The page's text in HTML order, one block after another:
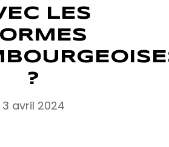
LES
?
3 avril 2024